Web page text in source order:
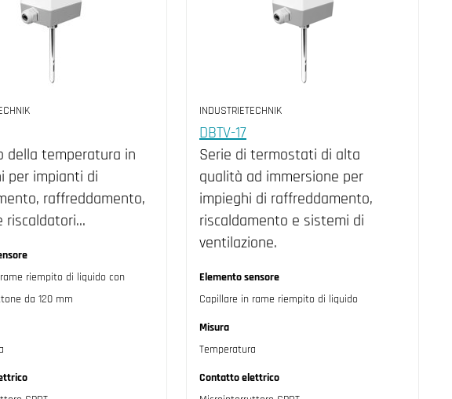
della temperatura in
per impianti di
raffreddamento,
riscaldatori…
riempito di liquido con
da 120 mm
INDUSTRIETECHNIK
DBTV-17
Serie di termostati di alta
qualità ad immersione per
impieghi di raffreddamento,
riscaldamento e sistemi di
ventilazione.
Elemento sensore
Capillare in rame riempito di liquido
Misura
Temperatura
Contatto elettrico